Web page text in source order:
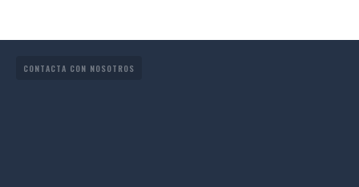
CONTACTA CON NOSOTROS